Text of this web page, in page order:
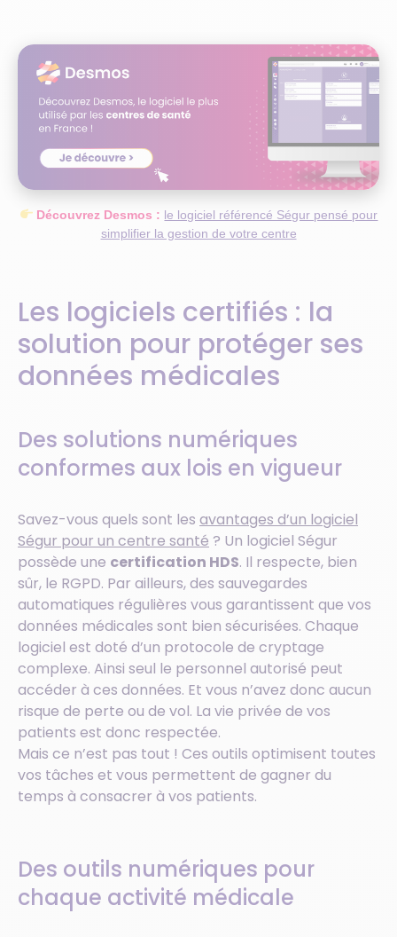
Découvrez Desmos : le logiciel référencé Ségur pensé pour
simplifier la gestion de votre centre
Les logiciels certifiés : la
solution pour protéger ses
données médicales
Des solutions numériques
conformes aux lois en vigueur
Savez-vous quels sont les avantages d’un logiciel
Ségur pour un centre santé ? Un logiciel Ségur
possède une certification HDS. Il respecte, bien
sûr, le RGPD. Par ailleurs, des sauvegardes
automatiques régulières vous garantissent que vos
données médicales sont bien sécurisées. Chaque
logiciel est doté d’un protocole de cryptage
complexe. Ainsi seul le personnel autorisé peut
accéder à ces données. Et vous n’avez donc aucun
risque de perte ou de vol. La vie privée de vos
patients est donc respectée.
Mais ce n’est pas tout ! Ces outils optimisent toutes
vos tâches et vous permettent de gagner du
temps à consacrer à vos patients.
Des outils numériques pour
chaque activité médicale